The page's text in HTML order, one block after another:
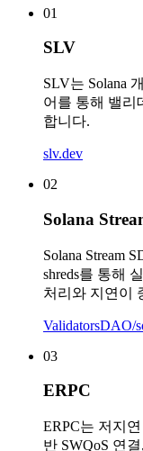
01
SLV
SLV는 Solana
어를 통해 밸리
합니다.
slv.dev
02
Solana
Solana Stream
shreds를 통해
처리와 지연이
ValidatorsDAO/
03
ERPC
ERPC는 저지연
반 SWQoS 연